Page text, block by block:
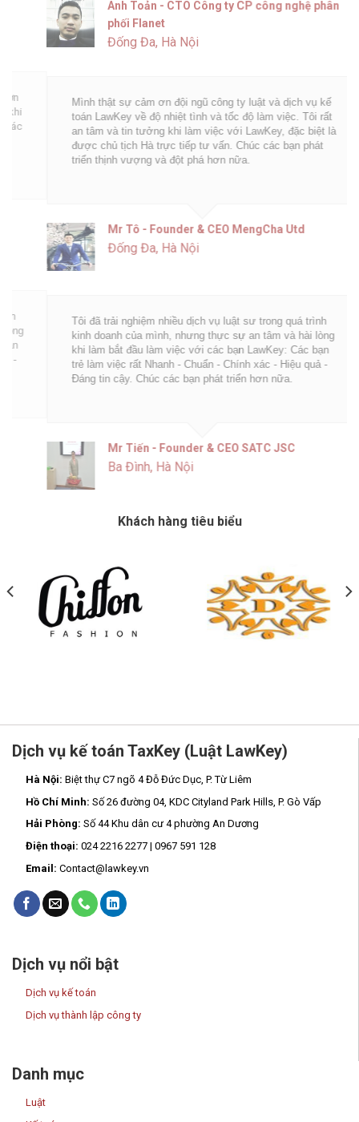
Anh Toản - CTO Công ty CP công nghệ phân
phối Flanet
Đống Đa, Hà Nội
Mình thật sự cảm ơn đội ngũ công ty luật và dịch vụ kế
toán LawKey về độ nhiệt tình và tốc độ làm việc. Tôi rất
an tâm và tin tưởng khi làm việc với LawKey, đặc biệt là
được chủ tịch Hà trực tiếp tư vấn. Chúc các bạn phát
triển thịnh vượng và đột phá hơn nữa.
Mr Tô - Founder & CEO MengCha Utd
Đống Đa, Hà Nội
Tôi đã trải nghiệm nhiều dịch vụ luật sư trong quá trình
kinh doanh của mình, nhưng thực sự an tâm và hài lòng
khi làm bắt đầu làm việc với các bạn LawKey: Các bạn
trẻ làm việc rất Nhanh - Chuẩn - Chính xác - Hiệu quả -
Đáng tin cậy. Chúc các bạn phát triển hơn nữa.
Mr Tiến - Founder & CEO SATC JSC
Ba Đình, Hà Nội
Khách hàng tiêu biểu
Dịch vụ kế toán TaxKey (Luật LawKey)
Hà Nội: Biệt thự C7 ngõ 4 Đỗ Đức Dục, P. Từ Liêm
Hồ Chí Minh: Số 26 đường 04, KDC Cityland Park Hills, P. Gò Vấp
Hải Phòng: Số 44 Khu dân cư 4 phường An Dương
Điện thoại: 024 2216 2277 | 0967 591 128
Email: Contact@lawkey.vn
Dịch vụ nổi bật
Dịch vụ kế toán
Dịch vụ thành lập công ty
Danh mục
Luật